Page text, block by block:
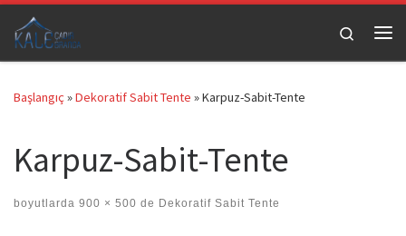
Skip to content
Search
Başlangıç»Dekoratif Sabit Tente »Karpuz-Sabit-Tente
Karpuz-Sabit-Tente
boyutlarda 900 × 500 de Dekoratif Sabit Tente